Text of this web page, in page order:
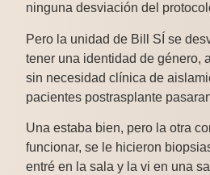
ninguna desviación del
Pero la unidad de Bill SÍ se
tener una identidad de género,
sin necesidad clínica de
pacientes postrasplante
Una estaba bien, pero la otra
funcionar, se le hicieron
entré en la sala y la vi en una